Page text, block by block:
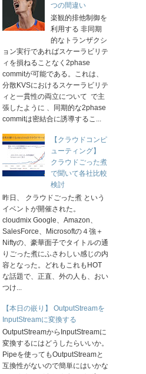
つの間違い
楽観的排他制御を
利用する 非同期
的なトランザクシ
ョン実行であればスケーラビリテ
ィを損ねることなく2phase
commitが可能である。これは、
分散KVSにおけるスケーラビリテ
ィと一貫性の両立について で主
張したように 、同期的な2phase
commitは密結合に誘導するこ...
【クラウドコンピ
ューティング】
クラウドごった煮
で聞いて各社比較
検討
昨日、 クラウドごった煮 という
イベントが開催された。
cloudmix Google、Amazon、
SalesForce、Microsoftの４強＋
Niftyの、豪華面子でタイトルの通
りごった煮にふさわしい感じの内
容となった。どれもこれもHOT
な話題で、正直、外の人も、おい
つけ...
【本日の嵌り】 OutputStreamを
InputStreamに変換する
OutputStreamからInputStreamに
変換するにはどうしたらいいか。
Pipeを使ってもOutputStreamと
互換性がないので簡単にはいかな